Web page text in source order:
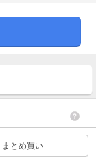
まとめ買い